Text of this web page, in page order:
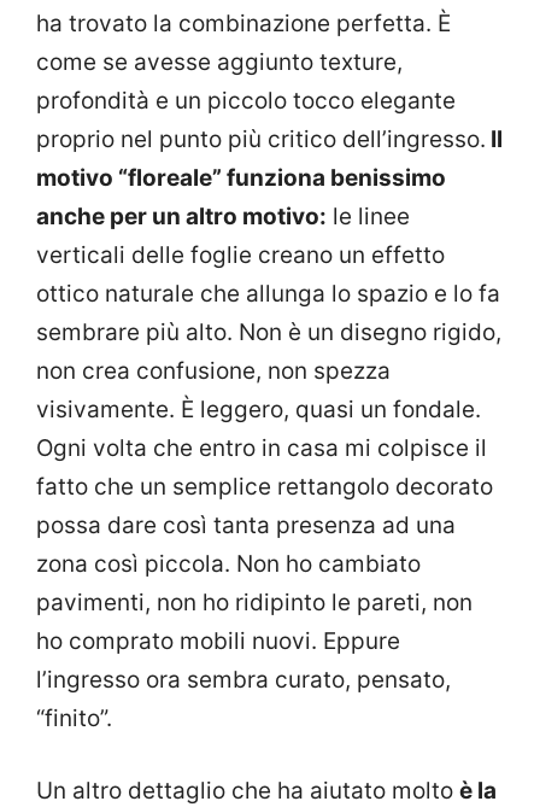
ha trovato la combinazione perfetta. È
come se avesse aggiunto texture,
profondità e un piccolo tocco elegante
proprio nel punto più critico dell’ingresso. Il
motivo “floreale” funziona benissimo
anche per un altro motivo: le linee
verticali delle foglie creano un effetto
ottico naturale che allunga lo spazio e lo fa
sembrare più alto. Non è un disegno rigido,
non crea confusione, non spezza
visivamente. È leggero, quasi un fondale.
Ogni volta che entro in casa mi colpisce il
fatto che un semplice rettangolo decorato
possa dare così tanta presenza ad una
zona così piccola. Non ho cambiato
pavimenti, non ho ridipinto le pareti, non
ho comprato mobili nuovi. Eppure
l’ingresso ora sembra curato, pensato,
“finito”.
Un altro dettaglio che ha aiutato molto è la